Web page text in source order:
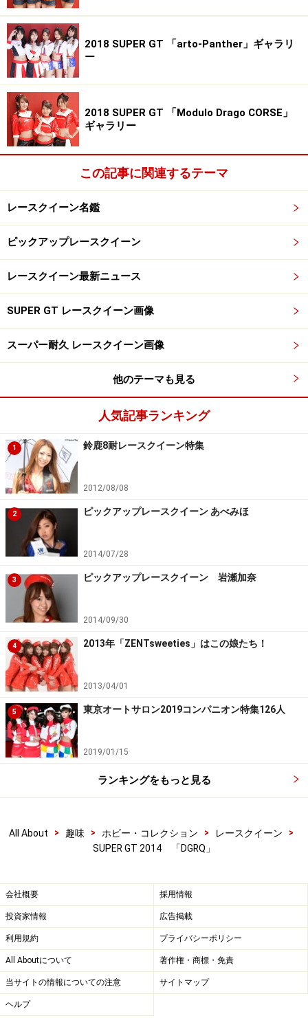
・趣味／ショッピング、DVD鑑賞
・特技／料理
・ブログ／http://ameblo.jp/rnoe-1204/
■リアルタイム情報は「レースクイーン navi」で配信
中！
----------------------------------------------------------
※著作権は撮影者・矢沢隆則及びオールアバウトに帰属
※画像の肖像権は各モデルさん及び、所属事務所に帰属
します。
※画像の無断使用及び直リンクは営利・非営利を問わず
禁止します。
All About 著作権/商標/免責事項
※記事内容は執筆時点のものです。最新の内容をご確認くださ
い。
2018 SUPER GT 「arto-Panther」ギャラリ
ー
2018 SUPER GT 「Modulo Drago CORSE」
ギャラリー
この記事に関連するテーマ
レースクイーン名鑑
ピックアップレースクイーン
レースクイーン最新ニュース
SUPER GT レースクイーン画像
スーパー耐久 レースクイーン画像
他のテーマも見る
人気記事ランキング
1 鈴鹿8耐レースクイーン特集
2012/08/08
2 ピックアップレースクイーン あべみほ
2014/07/28
3 ピックアップレースクイーン 岩瀬加奈
2014/09/30
4 2013年「ZENTsweeties」はこの娘たち！
2013/04/01
5 東京オートサロン2019コンパニオン特集126人
2019/01/15
ランキングをもっと見る
All About > 趣味 > ホビー・コレクション > レースクイーン
>
SUPER GT 2014 「DGRQ」
会社概要 採用情報
投資家情報 広告掲載
利用規約 プライバシーポリシー
All Aboutについて 著作権・商標・免責
当サイトの情報についての注意 サイトマップ
ヘルプ